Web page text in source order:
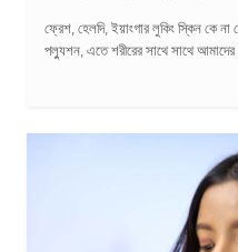
ফ্রেশ, হেলদি, ইয়াংগার লুকিং স্কিন কে
পল্যুশন, এতে শরীরের সাথে সাথে আমাদের